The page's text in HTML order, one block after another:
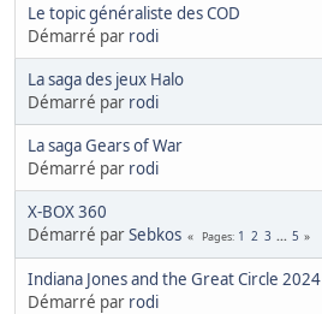
Le topic généraliste des COD
Démarré par rodi
La saga des jeux Halo
Démarré par rodi
La saga Gears of War
Démarré par rodi
X-BOX 360
Démarré parSebkos Pages 1 2 3 ... 5
Indiana Jones and the Great Circle 2024
Démarré par rodi